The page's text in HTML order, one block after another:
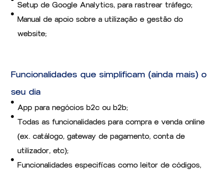
Setup de Google Analytics, para rastrear tráfego;
Manual de apoio sobre a utilização e gestão do
website;
Funcionalidades que simplificam (ainda mais) o
seu dia
App para negócios b2c ou b2b;
Todas as funcionalidades para compra e venda online
(ex. catálogo, gateway de pagamento, conta de
utilizador, etc);
Funcionalidades especifícas como leitor de códigos,